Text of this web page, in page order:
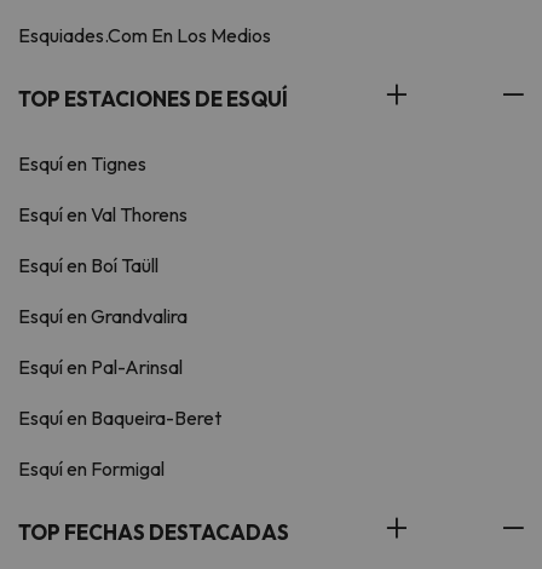
Esquiades.Com En Los Medios
TOP ESTACIONES DE ESQUÍ
Esquí en Tignes
Esquí en Val Thorens
Esquí en Boí Taüll
Esquí en Grandvalira
Esquí en Pal-Arinsal
Esquí en Baqueira-Beret
Esquí en Formigal
TOP FECHAS DESTACADAS